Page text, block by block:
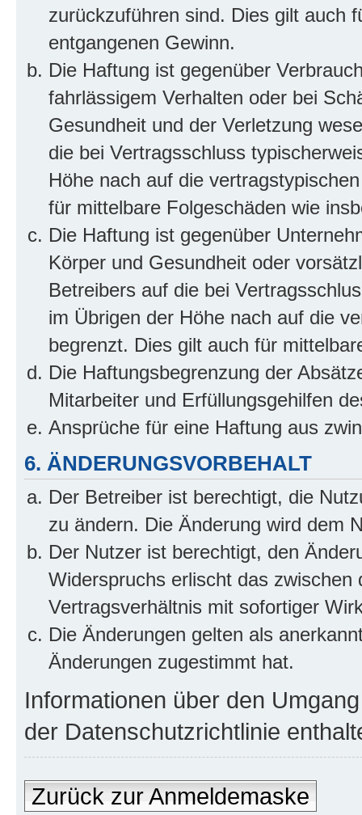
zurückzuführen sind. Dies gilt auch
entgangenen Gewinn.
Die Haftung ist gegenüber
fahrlässigem Verhalten oder bei
Gesundheit und der Verletzung
die bei Vertragsschluss
Höhe nach auf die
für mittelbare Folgeschäden wie
Die Haftung ist gegenüber
Körper und Gesundheit oder
Betreibers auf die bei
im Übrigen der Höhe nach auf die
begrenzt. Dies gilt auch für
Die Haftungsbegrenzung der
Mitarbeiter und Erfüllungsgehilfen
Ansprüche für eine Haftung aus
6. ÄNDERUNGSVORBEHALT
Der Betreiber ist berechtigt, die
zu ändern. Die Änderung wird dem
Der Nutzer ist berechtigt, den
Widerspruchs erlischt das
Vertragsverhältnis mit sofortiger
Die Änderungen gelten als
Änderungen zugestimmt hat.
Informationen über den
der Datenschutzrichtlinie
Zurück zur Anmeldemaske